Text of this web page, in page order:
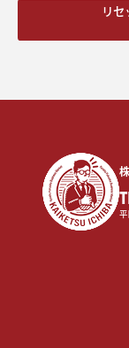
リセ